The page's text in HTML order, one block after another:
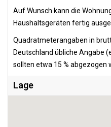
Auf Wunsch kann die
Haushaltsgeräten fertig
Quadratmeterangaben in
Deutschland übliche Angabe
sollten etwa 15 % abgezogen
Lage